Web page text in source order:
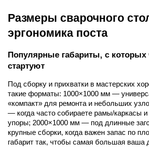
Размеры сварочного
эргономика поста
Популярные габариты, с которых
стартуют
Под сборку и прихватки в мастерских
такие форматы: 1000×1000 мм —
«компакт» для ремонта и небольших
— когда часто собираете рамы/каркасы
упоры; 2000×1000 мм — под длинные
крупные сборки, когда важен запас по
габарит так, чтобы самая большая ваша